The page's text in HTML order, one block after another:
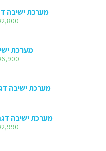
מערכת ישיבה
2,800
מערכת
6,900
מערכת ישיבה
מערכת ישיבה
2,990